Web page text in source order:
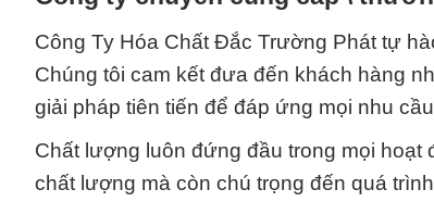
Công Ty Hóa Chất Đắc Trường Phát tự
Chúng tôi cam kết đưa đến khách hàng
giải pháp tiên tiến để đáp ứng mọi nhu
Chất lượng luôn đứng đầu trong mọi hoạt
chất lượng mà còn chú trọng đến quá